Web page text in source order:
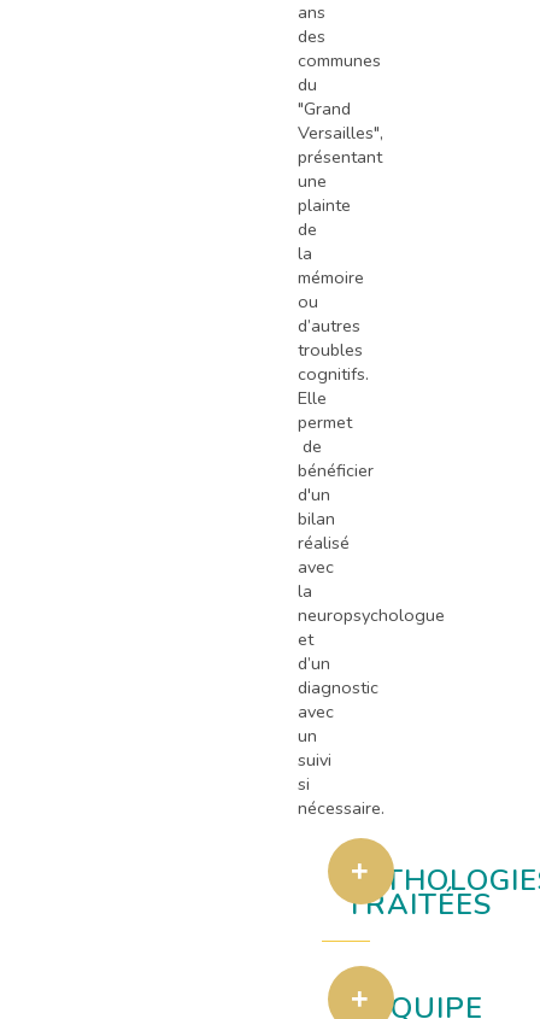
ans
des
communes
du
"Grand
Versailles",
présentant
une
plainte
de
la
mémoire
ou
d’autres
troubles
cognitifs.
Elle
permet
de
bénéficier
d'un
bilan
réalisé
avec
la
neuropsychologue
et
d’un
diagnostic
avec
un
suivi
si
nécessaire.
TRAITÉES
L'ÉQUIPE